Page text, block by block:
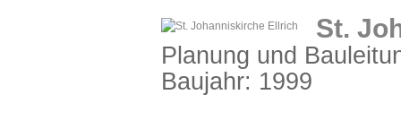
St.
Planung und
Baujahr: 1999